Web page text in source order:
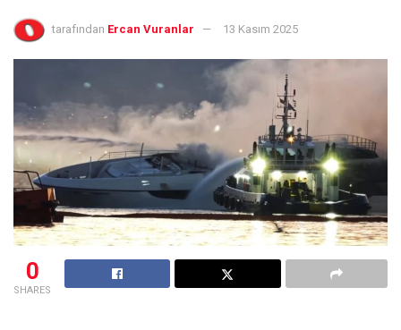
tarafından Ercan Vuranlar 13 Kasım 2025
0
SHARES